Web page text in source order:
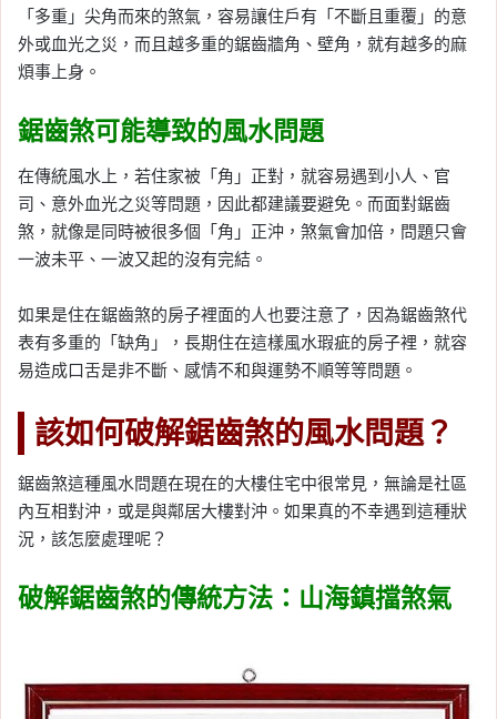
「多重」尖角而來的煞氣，容易讓住戶有「不斷且重覆」的意
外或血光之災，而且越多重的鋸齒牆角、壁角，就有越多的麻
煩事上身。
鋸齒煞可能導致的風水問題
在傳統風水上，若住家被「角」正對，就容易遇到小人、官
司、意外血光之災等問題，因此都建議要避免。而面對鋸齒
煞，就像是同時被很多個「角」正沖，煞氣會加倍，問題只會
一波未平、一波又起的沒有完結。
如果是住在鋸齒煞的房子裡面的人也要注意了，因為鋸齒煞代
表有多重的「缺角」，長期住在這樣風水瑕疵的房子裡，就容
易造成口舌是非不斷、感情不和與運勢不順等等問題。
該如何破解鋸齒煞的風水問題？
鋸齒煞這種風水問題在現在的大樓住宅中很常見，無論是社區
內互相對沖，或是與鄰居大樓對沖。如果真的不幸遇到這種狀
況，該怎麼處理呢？
破解鋸齒煞的傳統方法：山海鎮擋煞氣